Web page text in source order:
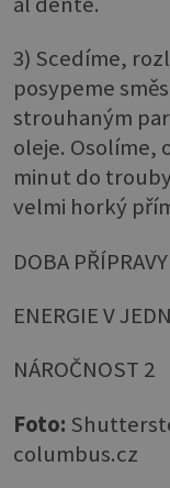
3) Scedíme,
posypeme
strouhaným
oleje. Osolíme,
minut do
velmi horký
DOBA
ENERGIE V
NÁROČNOST 2
Foto:
columbus.cz